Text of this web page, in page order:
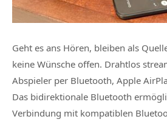
Geht es ans Hören, bleiben als
keine Wünsche offen. Drahtlos
Abspieler per Bluetooth, Apple
Das bidirektionale Bluetooth
Verbindung mit kompatiblen